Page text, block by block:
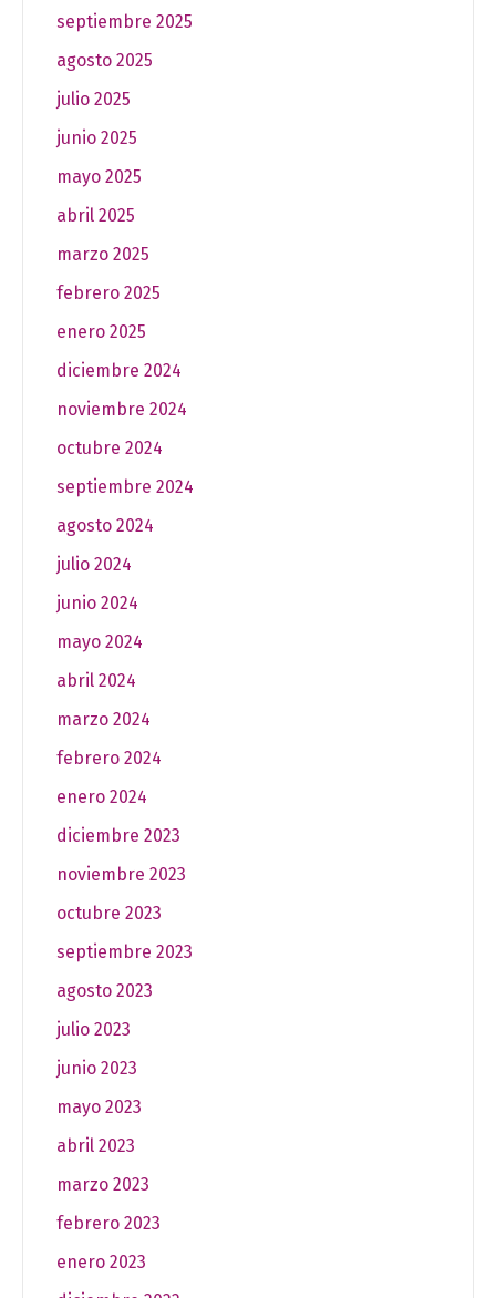
septiembre 2025
agosto 2025
julio 2025
junio 2025
mayo 2025
abril 2025
marzo 2025
febrero 2025
enero 2025
diciembre 2024
noviembre 2024
octubre 2024
septiembre 2024
agosto 2024
julio 2024
junio 2024
mayo 2024
abril 2024
marzo 2024
febrero 2024
enero 2024
diciembre 2023
noviembre 2023
octubre 2023
septiembre 2023
agosto 2023
julio 2023
junio 2023
mayo 2023
abril 2023
marzo 2023
febrero 2023
enero 2023